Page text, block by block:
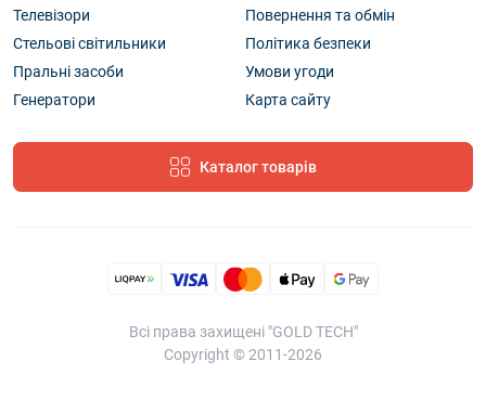
Телевізори
Стельові світильники
Пральні засоби
Генератори
Повернення та обмін
Політика безпеки
Умови угоди
Карта сайту
Каталог товарів
Всі права захищені "GOLD TECH"
Copyright © 2011-2026